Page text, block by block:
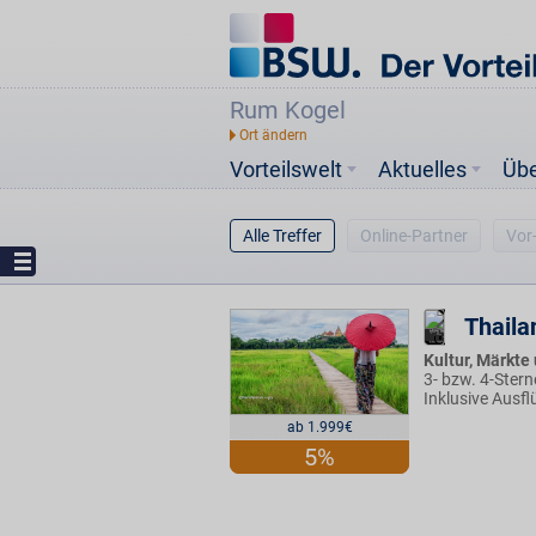
Rum Kogel
Vorteilswelt Aktuelles
Alle Treffer Online-Partner
ab 1.999€
5%
Kultur, Märkte
3- bzw. 4-
Inklusive